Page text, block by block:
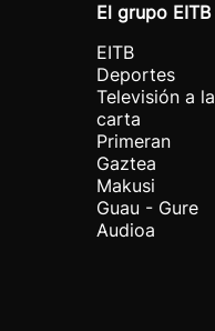
El grupo EITB
EITB
Deportes
Televisión a la
carta
Primeran
Gaztea
Makusi
Guau - Gure
Audioa